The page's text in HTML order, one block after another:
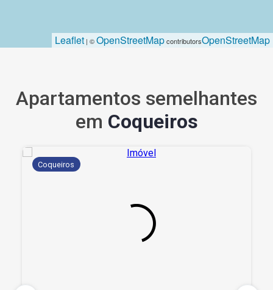
Leaflet | ©OpenStreetMapcontributorsOpenStreetMap
Apartamentos semelhantes
em Coqueiros
Coqueiros